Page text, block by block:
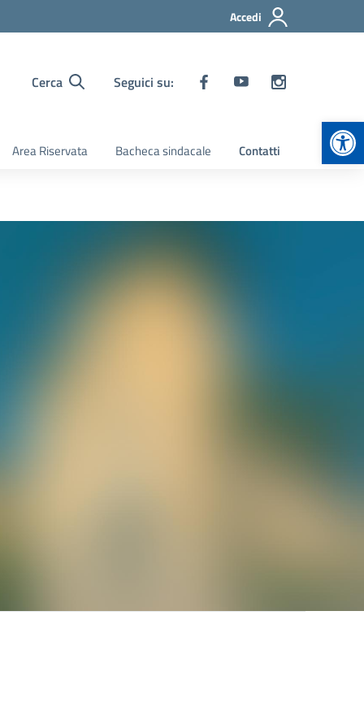
Accedi
Cerca Seguici su:
Area Riservata Bacheca sindacale Contatti